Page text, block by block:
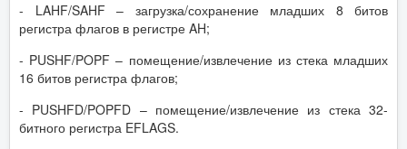
- LAHF/SAHF – загрузка/сохранение младших 8 битов
регистра флагов в регистре AH;
- PUSHF/POPF – помещение/извлечение из стека младших
16 битов регистра флагов;
- PUSHFD/POPFD – помещение/извлечение из стека 32-
битного регистра EFLAGS.